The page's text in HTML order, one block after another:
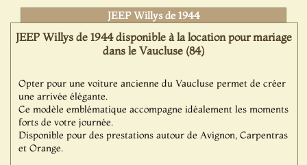
JEEP Willys de 1944
JEEP Willys de 1944 disponible à la location pour mariage
dans le Vaucluse (84)
Opter pour une voiture ancienne du Vaucluse permet de créer
une arrivée élégante.
Ce modèle emblématique accompagne idéalement les moments
forts de votre journée.
Disponible pour des prestations autour de Avignon, Carpentras
et Orange.